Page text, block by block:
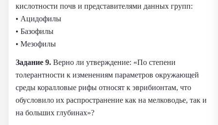
кислотности почв и представителями данных групп:
• Ацидофилы
• Базофилы
• Мезофилы
Задание 9. Верно ли утверждение: «По степени
толерантности к изменениям параметров окружающей
среды коралловые рифы относят к эврибионтам, что
обусловило их распространение как на мелководье, так и
на больших глубинах»?